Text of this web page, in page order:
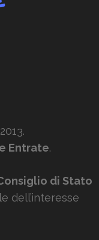
Entrate.
di Stato
dell’interesse